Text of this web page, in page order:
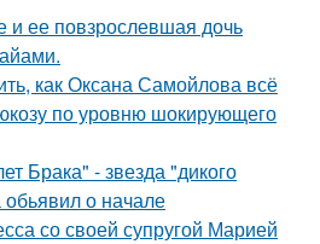
и ее повзрослевшая дочь
как Оксана Самойлова всё
по уровню шокирующего
Брака" - звезда "дикого
о начале
со своей супругой Марией